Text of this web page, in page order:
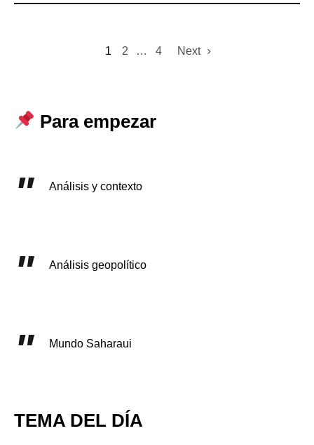
1 2 … 4 Next
Para empezar
Análisis y contexto
Análisis geopolítico
Mundo Saharaui
TEMA DEL DÍA